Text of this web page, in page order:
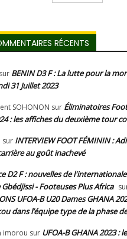
RÉCENTS
sur BENIN D3 F : La lutte pour la
31 Juillet 2023
SOHONON sur Éliminatoires
: les affiches du deuxième tour
sur INTERVIEW FOOT FÉMININ :
au goût inachevé
D2 F : nouvelles de
- Footeuses Plus Africa
UFOA-B U20 Dames GHANA
dans l’équipe type de la phase
imorou sur UFOA-B GHANA 2023 :